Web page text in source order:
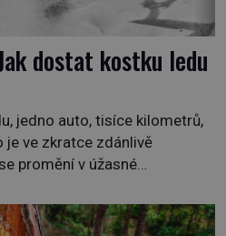
dostat kostku ledu
jedno auto, tisíce kilometrů,
je ve zkratce zdánlivě
promění v úžasné
Rádio Luxembourg přichází s
kdo dokáže dopravit ze